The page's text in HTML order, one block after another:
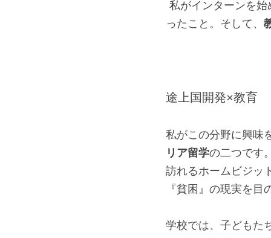
私がインターンを
ったこと。そして、
途上国開発×教育
私がこの分野に興味
リア留学の二つです
訪れるホームビジッ
『貧困』の現実を
学校では、子どもた